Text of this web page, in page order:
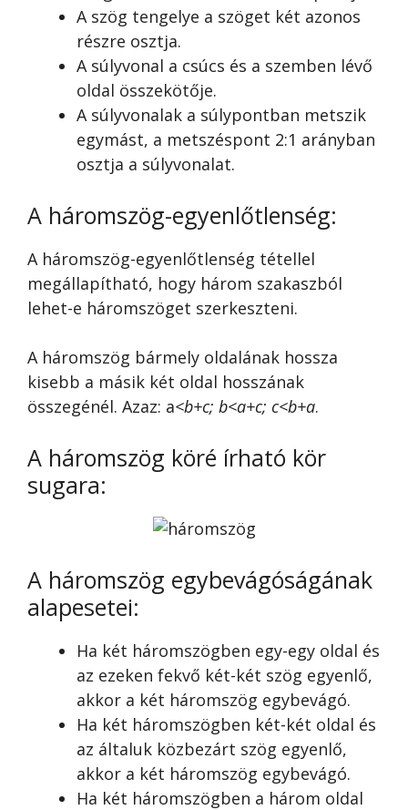
A szög tengelye a szöget két azonos
részre osztja.
A súlyvonal a csúcs és a szemben lévő
oldal összekötője.
A súlyvonalak a súlypontban metszik
egymást, a metszéspont 2:1 arányban
osztja a súlyvonalat.
A háromszög-egyenlőtlenség:
A háromszög-egyenlőtlenség tétellel
megállapítható, hogy három szakaszból
lehet-e háromszöget szerkeszteni.
A háromszög bármely oldalának hossza
kisebb a másik két oldal hosszának
összegénél. Azaz: a<b+c; b<a+c; c<b+a.
A háromszög köré írható kör
sugara:
A háromszög egybevágóságának
alapesetei:
Ha két háromszögben egy-egy oldal és
az ezeken fekvő két-két szög egyenlő,
akkor a két háromszög egybevágó.
Ha két háromszögben két-két oldal és
az általuk közbezárt szög egyenlő,
akkor a két háromszög egybevágó.
Ha két háromszögben a három oldal